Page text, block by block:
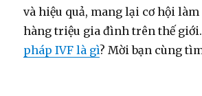
và hiệu quả, mang lại cơ hội làm
hàng triệu gia đình trên thế
pháp IVF là gì? Mời bạn cùng